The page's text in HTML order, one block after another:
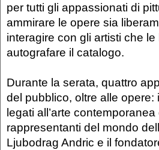
per tutti gli appassionati di
ammirare le opere sia
interagire con gli artisti che
autografare il catalogo.
Durante la serata, quattro
del pubblico, oltre alle
legati all’arte
rappresentanti del mondo
Ljubodrag Andric e il